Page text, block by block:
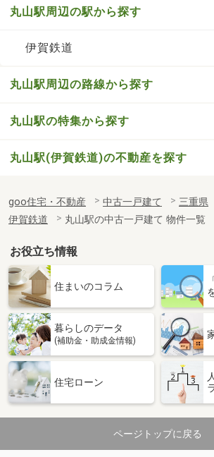
丸山駅周辺の駅から探す
伊賀鉄道
丸山駅周辺の路線から探す
丸山駅の特集から探す
丸山駅(伊賀鉄道)の不動産を探す
goo住宅・不動産 中古一戸建て 三重県
伊賀鉄道
丸山駅の中古一戸建て 物件一覧
お役立ち情報
住まいのコラム
暮らしのデータ
(補助金・助成金情報)
住宅ローン
ページトップに戻る